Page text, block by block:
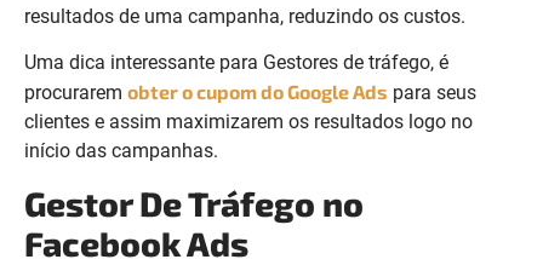
resultados de uma campanha, reduzindo os custos.
Uma dica interessante para Gestores de tráfego, é
procurarem obter o cupom do Google Ads para seus
clientes e assim maximizarem os resultados logo no
início das campanhas.
Gestor De Tráfego no
Facebook Ads